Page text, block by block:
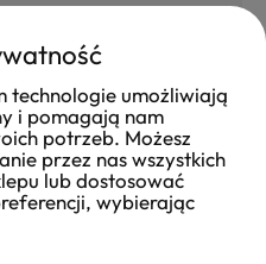
z całego okresu
opinie?
technologie umożliwiają
i pomagają nam
potrzeb. Możesz
przez nas wszystkich
lub dostosować
wybierając